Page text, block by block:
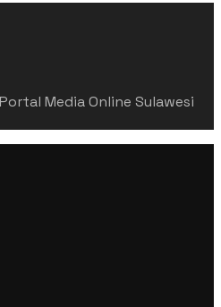
Media Online Sulawesi